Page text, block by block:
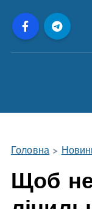
Головна >
Щоб не